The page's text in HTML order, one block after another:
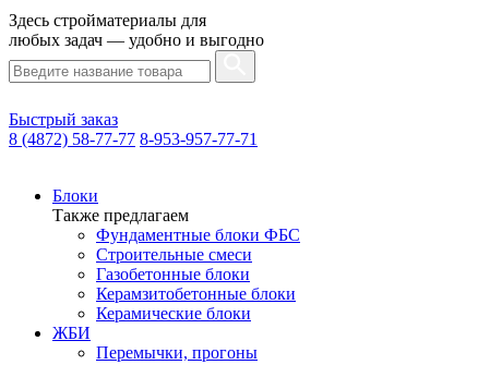
Здесь стройматериалы для
любых задач — удобно и выгодно
Быстрый заказ
8 (4872) 58-77-77 8-953-957-77-71
Блоки
Также предлагаем
Фундаментные блоки ФБС
Строительные смеси
Газобетонные блоки
Керамзитобетонные блоки
Керамические блоки
ЖБИ
Перемычки, прогоны